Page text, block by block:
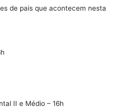
de pais que acontecem nesta
II e Médio – 16h